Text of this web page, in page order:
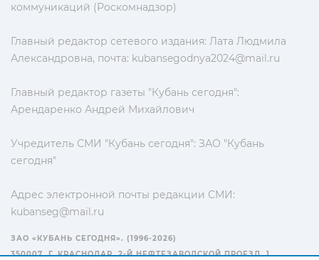
коммуникаций (Роскомнадзор)
Главный редактор сетевого издания: Лата Людмила
Александровна, почта: kubansegodnya2024@mail.ru
Главный редактор газеты "Кубань сегодня":
Арендаренко Андрей Михайлович
Учредитель СМИ "Кубань сегодня": ЗАО "Кубань
сегодня"
Адрес электронной почты редакции СМИ:
kubanseg@mail.ru
ЗАО «КУБАНЬ СЕГОДНЯ». (1996-2026)
350007, Г. КРАСНОДАР, 2-Й НЕФТЕЗАВОДСКОЙ ПРОЕЗД, 1